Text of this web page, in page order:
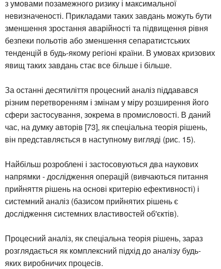
з умовами позамежного ризику і максимальної
невизначеності. Прикладами таких завдань можуть бути
зменшення зростання аварійності та підвищення рівня
безпеки польотів або зменшення сепаратистських
тенденцій в будь-якому регіоні країни. В умовах кризових
явищ таких завдань стає все більше і більше.
За останні десятиліття процесний аналіз піддавався
різним перетворенням і змінам у міру розширення його
сфери застосування, зокрема в промисловості. В даний
час, на думку авторів [73], як спеціальна теорія рішень,
він представляється в наступному вигляді (рис. 15).
Найбільш розроблені і застосовуються два наукових
напрямки - дослідження операцій (вивчаються питання
прийняття рішень на основі критерію ефективності) і
системний аналіз (базисом прийнятих рішень є
дослідження системних властивостей об'єктів).
Процесний аналіз, як спеціальна теорія рішень, зараз
розглядається як комплексний підхід до аналізу будь-
яких виробничих процесів.